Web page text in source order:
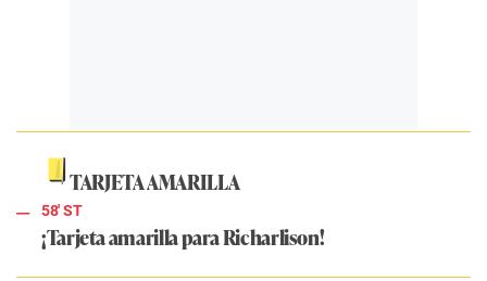
TARJETA AMARILLA
58' ST
¡Tarjeta amarilla para Richarlison!